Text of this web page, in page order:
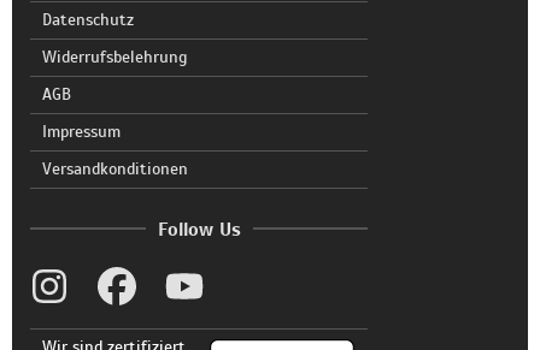
Datenschutz
Widerrufsbelehrung
AGB
Impressum
Versandkonditionen
Follow Us